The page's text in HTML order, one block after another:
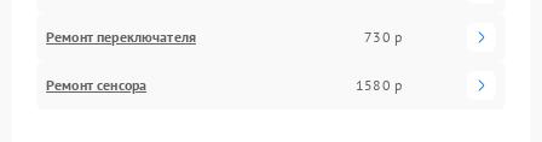
Ремонт переключателя 730 р
Ремонт сенсора 1580 р